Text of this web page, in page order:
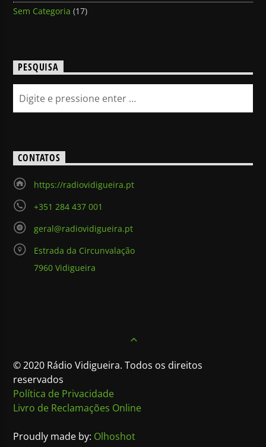
Sem Categoria (17)
PESQUISA
CONTATOS
https://radiovidigueira.pt
+351 284 437 001
geral@radiovidigueira.pt
Estrada da Circunvalação
7960 Vidigueira
© 2020 Rádio Vidigueira. Todos os direitos
reservados
Política de Privacidade
Livro de Reclamações Online
Proudly made by: Olhoshot